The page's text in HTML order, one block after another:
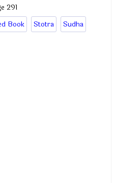
291
Book Stotra Sudha